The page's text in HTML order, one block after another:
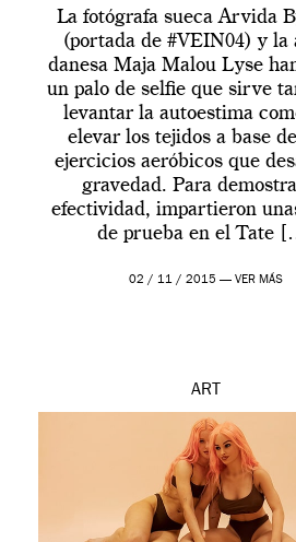
La fotógrafa sueca Arvida
(portada de #VEIN04) y la
danesa Maja Malou Lyse
un palo de selfie que sirve
levantar la autoestima
elevar los tejidos a base
ejercicios aeróbicos que
gravedad. Para
efectividad, impartieron
de prueba en el Tate
02 / 11 / 2015 — VER MÁS
ART